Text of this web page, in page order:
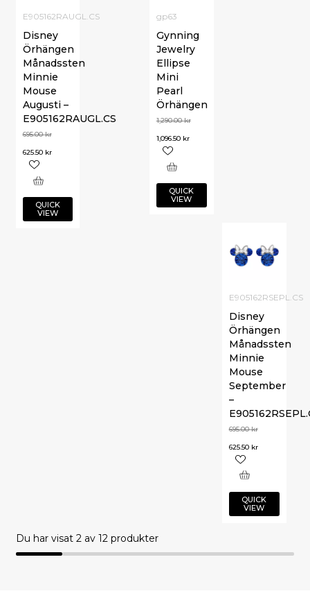
gp63
Gynning
Jewelry
Ellipse
Mini
Pearl
Örhängen
1,290.00kr
1,096.50 kr
QUICK
VIEW
E905162RAUGL.CS
Disney
Örhängen
Månadssten
Minnie
Mouse
Augusti –
E905162RAUGL.CS
695.00kr
625.50 kr
QUICK
VIEW
E905162RSEPL.CS
Disney
Örhängen
Månadssten
Minnie
Mouse
September
–
695.00kr
625.50 kr
QUICK
VIEW
Du har visat 2av 12 produkter